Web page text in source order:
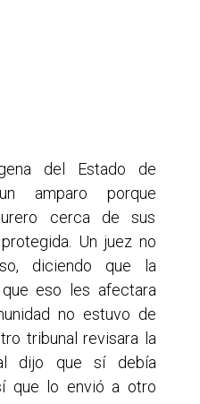
del Estado de
amparo porque
cerca de sus
Un juez no
diciendo que la
eso les afectara
no estuvo de
tribunal revisara la
dijo que sí debía
que lo envió a otro